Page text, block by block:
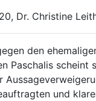
Dr. Christine
den
Paschalis scheint
und